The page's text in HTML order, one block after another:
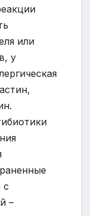
или
у
с
–